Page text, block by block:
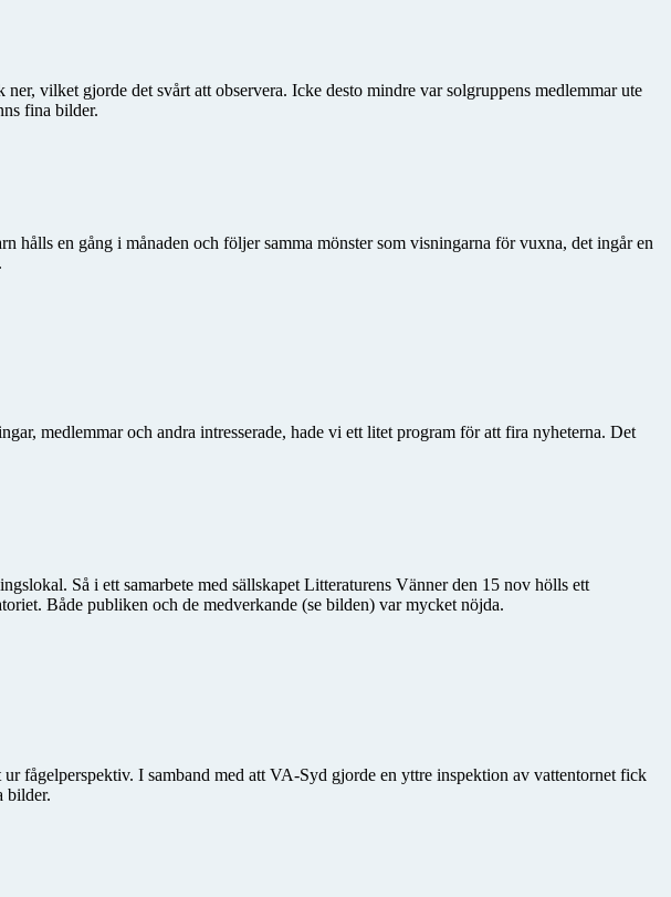
vilket gjorde det svårt att observera. Icke desto mindre var solgruppens medlemmar ute
fina bilder.
en gång i månaden och följer samma mönster som visningarna för vuxna, det ingår en
medlemmar och andra intresserade, hade vi ett litet program för att fira nyheterna. Det
Så i ett samarbete med sällskapet Litteraturens Vänner den 15 nov hölls ett
Både publiken och de medverkande (se bilden) var mycket nöjda.
fågelperspektiv. I samband med att VA-Syd gjorde en yttre inspektion av vattentornet fick
bilder.